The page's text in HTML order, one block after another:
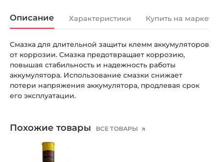
Описание Характеристики Купить на
Смазка для длительной защиты клемм аккумуляторов
от коррозии. Смазка предотвращает коррозию,
повышая стабильность и надежность работы
аккумулятора. Использование смазки снижает
потери напряжения аккумулятора, продлевая срок
его эксплуатации.
Похожие товары ВСЕ ТОВАРЫ